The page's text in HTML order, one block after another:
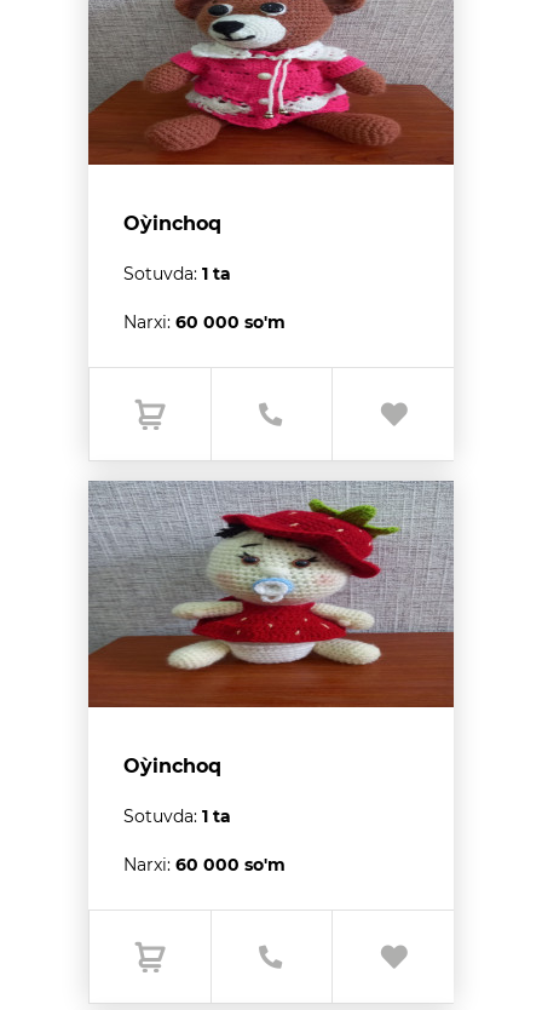
O`yinchoq
Sotuvda: 1 ta
Narxi: 60 000 so'm
O`yinchoq
Sotuvda: 1 ta
Narxi: 60 000 so'm